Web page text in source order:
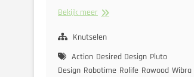
Bekijk meer Knutsels
Oktober
Knutselen
Action Desired Design Pluto
Design Robotime Rolife Rowood Wibra